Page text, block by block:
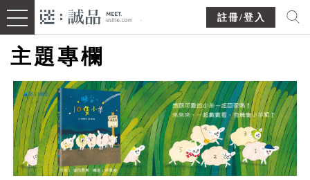
註冊/登入
主題專欄